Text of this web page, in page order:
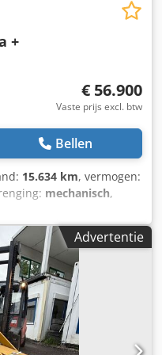
+
€ 56.900
Vaste prijs excl. btw
Bellen
15.634 km, vermogen:
mechanisch,
laadgewicht:15.000 kg,
1 , eerste registratie:
2016 ,
dagcabine
besturing,
extra
roetfilter, standaard
Advertentie